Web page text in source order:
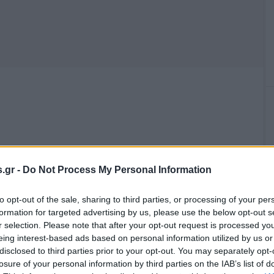
- Do Not Process My Personal Information
opt-out of the sale, sharing to third parties, or processing of your
for targeted advertising by us, please use the below opt-out
selection. Please note that after your opt-out request is processed
interest-based ads based on personal information utilized by us
to third parties prior to your opt-out. You may separately
of your personal information by third parties on the IAB’s list of
Αν η κυβέρνηση λέει και ξελέει για το κλείσιμο ενός
με τις ΔΕΚΟ Η EΡΤ έβγαλε ανακοίνωση ότι «κατόπιν
ούτε και το περιοδικό «Ραδιοτηλεόραση». …
ΡΑΔΙΟΦΩΝΟ ΤΗΛΕΟΡΑΣΗ
, ΕΡΤ ΕΤ1 ΣΤΑΘΗΣ ΤΣΑΓΚΑΡΟΥΣΙΑΝΟΣ